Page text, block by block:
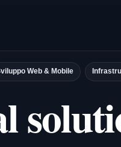
Web & Mobile